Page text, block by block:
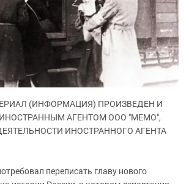
ЗАСТАВЛЯЕТ
КАВКАЗ ЗА ПАЛЕСТИНУ
ИНАКОМЫСЛИЕ В ЧЕЧНЕ
ПРЕСЛЕДОВАНИЕ АКТИВИСТОВ
МОБИЛИЗАЦИЯ И ПРОТЕСТЫ
Алания
(ИНФОРМАЦИЯ) ПРОИЗВЕДЕН И
АГЕНТОМ ООО "МЕМО",
ИНОСТРАННОГО АГЕНТА
переписать главу нового